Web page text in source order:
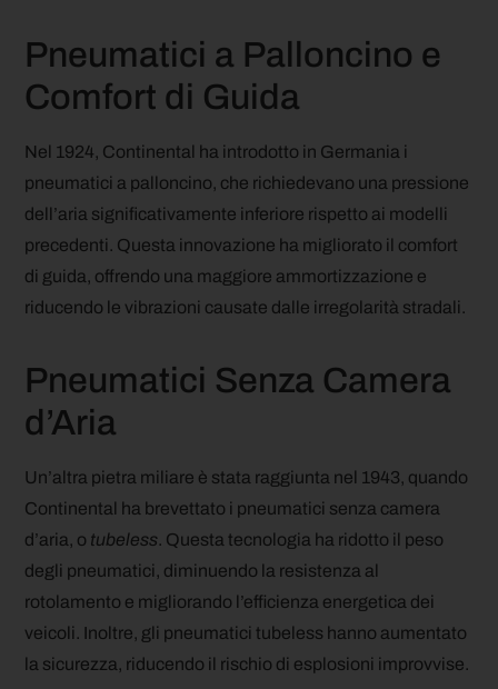
Pneumatici a Palloncino e
Comfort di Guida
Nel 1924, Continental ha introdotto in Germania i
pneumatici a palloncino, che richiedevano una pressione
dell’aria significativamente inferiore rispetto ai modelli
precedenti. Questa innovazione ha migliorato il comfort
di guida, offrendo una maggiore ammortizzazione e
riducendo le vibrazioni causate dalle irregolarità stradali.
Pneumatici Senza Camera
d’Aria
Un’altra pietra miliare è stata raggiunta nel 1943, quando
Continental ha brevettato i pneumatici senza camera
d’aria, o tubeless. Questa tecnologia ha ridotto il peso
degli pneumatici, diminuendo la resistenza al
rotolamento e migliorando l’efficienza energetica dei
veicoli. Inoltre, gli pneumatici tubeless hanno aumentato
la sicurezza, riducendo il rischio di esplosioni improvvise.